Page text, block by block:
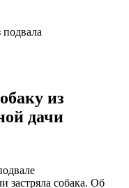
и хоккейные
при ФСО РФ:
косметический
из
дачи
застряла собака. Об